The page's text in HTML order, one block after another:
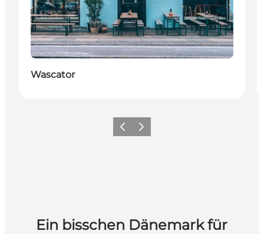
Wascator
ZurückWeiter
Ein bisschen Dänemark für